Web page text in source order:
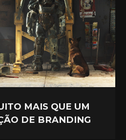
MAIS QUE UM
DE BRANDING